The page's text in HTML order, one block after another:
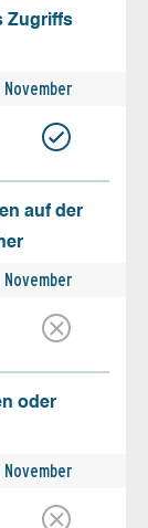
Zugriffs
November
auf der
November
oder
November